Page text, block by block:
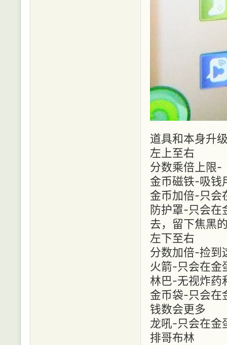
道具和本身升
左上至右
分数乘倍上限-
金币磁铁-吸钱
金币加倍-只会
防护罩-只会在
去，留下焦黑
左下至右
分数加倍-捡到
火箭-只会在金
林巴-无视炸药
金币袋-只会在
钱数会更多
龙吼-只会在金
排哥布林